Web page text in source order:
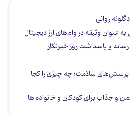
روانی
به عنوان وثیقه در وام‌های ارز دیجیتال
و پاسداشت روز خبرنگار
پرسش‌های سلامت؛ چه چیزی را کجا
و جذاب برای کودکان و خانواده ها